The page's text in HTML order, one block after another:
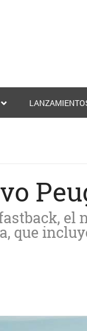
el
que